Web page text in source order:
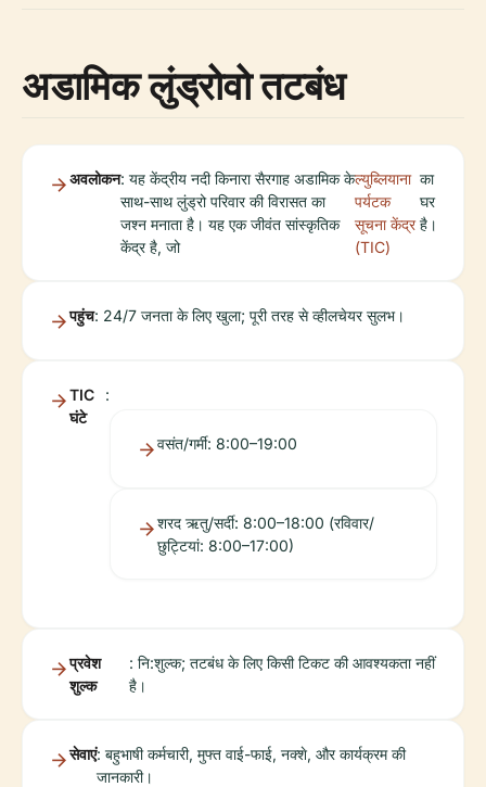
अडामिक लुंड्रोवो तटबंध
अवलोकन: यह केंद्रीय नदी किनारा सैरगाह अडामिक के
साथ-साथ लुंड्रो परिवार की विरासत का
जश्न मनाता है। यह एक जीवंत सांस्कृतिक
केंद्र है, जो
ल्युब्लियाना
पर्यटक
सूचना केंद्र
(TIC)
का
घर
है।
पहुंच: 24/7 जनता के लिए खुला; पूरी तरह से व्हीलचेयर सुलभ।
TIC
घंटे
:
वसंत/गर्मी: 8:00–19:00
शरद ऋतु/सर्दी: 8:00–18:00 (रविवार/
छुट्टियां: 8:00–17:00)
प्रवेश
शुल्क
: नि:शुल्क; तटबंध के लिए किसी टिकट की आवश्यकता नहीं
है।
सेवाएं: बहुभाषी कर्मचारी, मुफ्त वाई-फाई, नक्शे, और कार्यक्रम की
जानकारी।